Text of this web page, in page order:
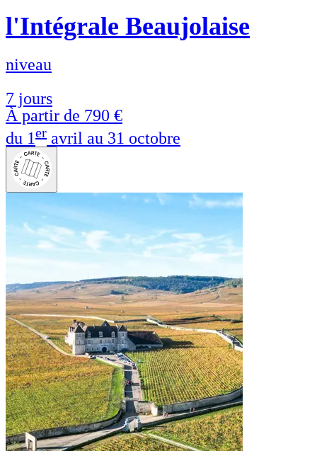
l'Intégrale Beaujolaise
niveau
7 jours
À partir de 790 €
du 1er avril au 31 octobre